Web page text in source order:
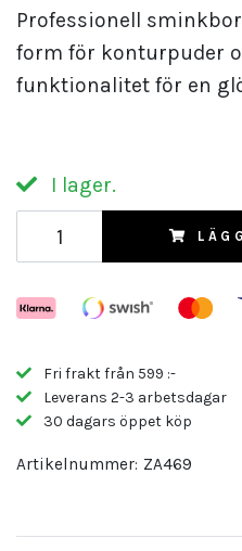
Professionell
form för konturpuder
funktionalitet för en
I lager.
Fri frakt från 599 :-
Leverans 2-3 arbetsdagar
30 dagars öppet köp
Artikelnummer: ZA469